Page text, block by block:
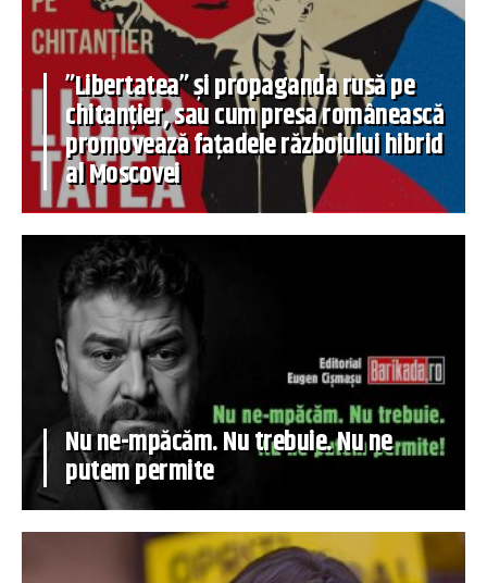
”Libertatea” și propaganda rusă pe
chitanțier, sau cum presa românească
promovează fațadele războiului hibrid
al Moscovei
Nu ne-mpăcăm. Nu trebuie. Nu ne
putem permite